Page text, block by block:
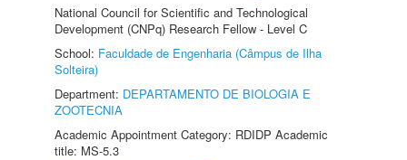
National Council for Scientific and Technological
Development (CNPq) Research Fellow - Level C
School: Faculdade de Engenharia (Câmpus de Ilha
Solteira)
Department: DEPARTAMENTO DE BIOLOGIA E
ZOOTECNIA
Academic Appointment Category: RDIDP Academic
title: MS-5.3